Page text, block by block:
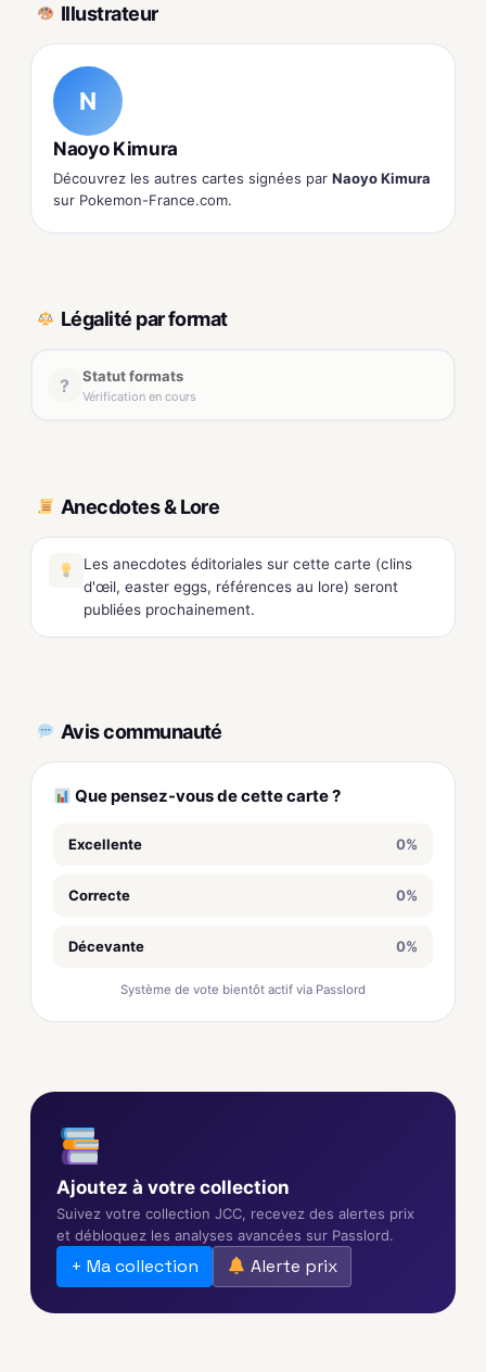
Illustrateur
N
Naoyo Kimura
Découvrez les autres cartes signées par Naoyo Kimura
sur Pokemon-France.com.
Légalité par format
? Statut formats
Vérification en cours
Anecdotes & Lore
Les anecdotes éditoriales sur cette carte (clins
d'œil, easter eggs, références au lore) seront
publiées prochainement.
Avis communauté
Que pensez-vous de cette carte ?
Excellente 0%
Correcte 0%
Décevante 0%
Système de vote bientôt actif via Passlord
Ajoutez à votre collection
Suivez votre collection JCC, recevez des alertes prix
et débloquez les analyses avancées sur Passlord.
+ Ma collection Alerte prix